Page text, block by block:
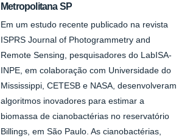
Metropolitana SP
Em um estudo recente publicado na revista
ISPRS Journal of Photogrammetry and
Remote Sensing, pesquisadores do LabISA-
INPE, em colaboração com Universidade do
Mississippi, CETESB e NASA, desenvolveram
algoritmos inovadores para estimar a
biomassa de cianobactérias no reservatório
Billings, em São Paulo. As cianobactérias,